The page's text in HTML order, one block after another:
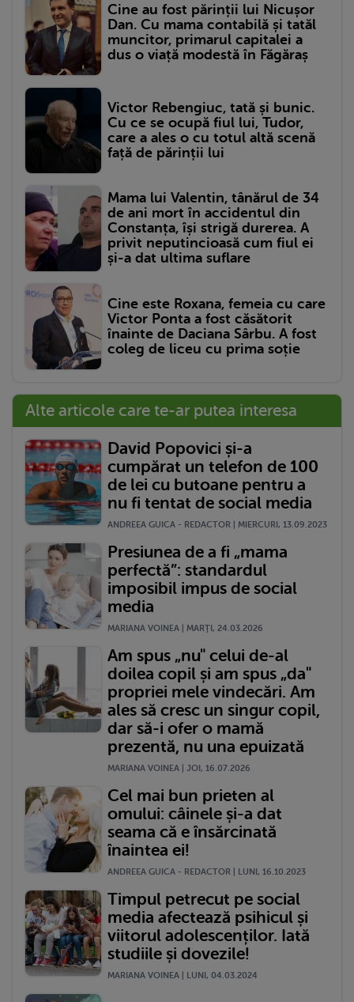
Cine au fost părinții lui Nicușor
Dan. Cu mama contabilă și tatăl
muncitor, primarul capitalei a
dus o viață modestă în Făgăraș
Victor Rebengiuc, tată și bunic.
Cu ce se ocupă fiul lui, Tudor,
care a ales o cu totul altă scenă
față de părinții lui
Mama lui Valentin, tânărul de 34
de ani mort în accidentul din
Constanța, își strigă durerea. A
privit neputincioasă cum fiul ei
și-a dat ultima suflare
Cine este Roxana, femeia cu care
Victor Ponta a fost căsătorit
înainte de Daciana Sârbu. A fost
coleg de liceu cu prima soție
Alte articole care te-ar putea interesa
David Popovici și-a
cumpărat un telefon de 100
de lei cu butoane pentru a
nu fi tentat de social media
ANDREEA GUICA - REDACTOR | MIERCURI, 13.09.2023
Presiunea de a fi „mama
perfectă”: standardul
imposibil impus de social
media
MARIANA VOINEA | MARŢI, 24.03.2026
Am spus „nu" celui de-al
doilea copil și am spus „da"
propriei mele vindecări. Am
ales să cresc un singur copil,
dar să-i ofer o mamă
prezentă, nu una epuizată
MARIANA VOINEA | JOI, 16.07.2026
Cel mai bun prieten al
omului: câinele și-a dat
seama că e însărcinată
înaintea ei!
ANDREEA GUICA - REDACTOR | LUNI, 16.10.2023
Timpul petrecut pe social
media afectează psihicul și
viitorul adolescenților. Iată
studiile și dovezile!
MARIANA VOINEA | LUNI, 04.03.2024